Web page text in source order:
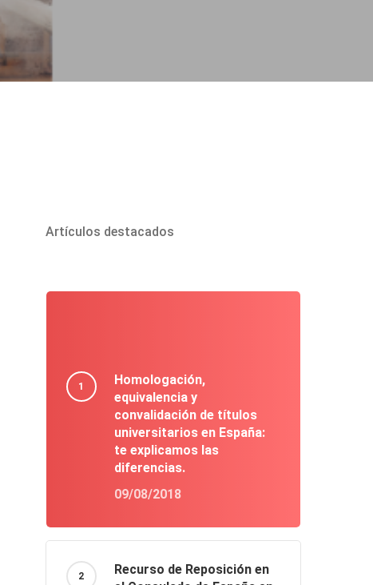
Artículos destacados
Homologación,
equivalencia y
convalidación de títulos
universitarios en España:
te explicamos las
diferencias.
09/08/2018
Recurso de Reposición en